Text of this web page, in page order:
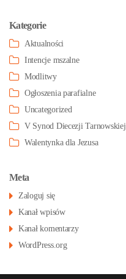
Kategorie
Aktualności
Intencje mszalne
Modlitwy
Ogłoszenia parafialne
Uncategorized
V Synod Diecezji Tarnowskiej
Walentynka dla Jezusa
Meta
Zaloguj się
Kanał wpisów
Kanał komentarzy
WordPress.org